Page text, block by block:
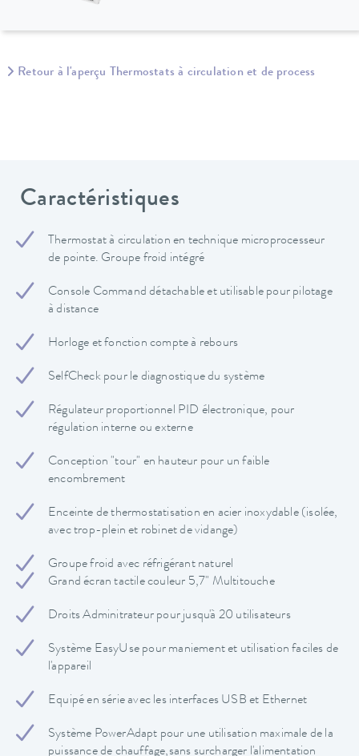
Retour à l'aperçu Thermostats à circulation et de process
Caractéristiques
Thermostat à circulation en technique microprocesseur
de pointe. Groupe froid intégré
Console Command détachable et utilisable pour pilotage
à distance
Horloge et fonction compte à rebours
SelfCheck pour le diagnostique du système
Régulateur proportionnel PID électronique, pour
régulation interne ou externe
Conception "tour" en hauteur pour un faible
encombrement
Enceinte de thermostatisation en acier inoxydable (isolée,
avec trop-plein et robinet de vidange)
Groupe froid avec réfrigérant naturel
Grand écran tactile couleur 5,7" Multitouche
Droits Adminitrateur pour jusqu'à 20 utilisateurs
Système EasyUse pour maniement et utilisation faciles de
l'appareil
Equipé en série avec les interfaces USB et Ethernet
Système PowerAdapt pour une utilisation maximale de la
puissance de chauffage,sans surcharger l'alimentation